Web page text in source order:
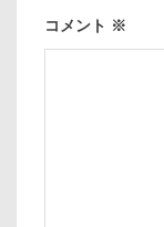
コメント ※